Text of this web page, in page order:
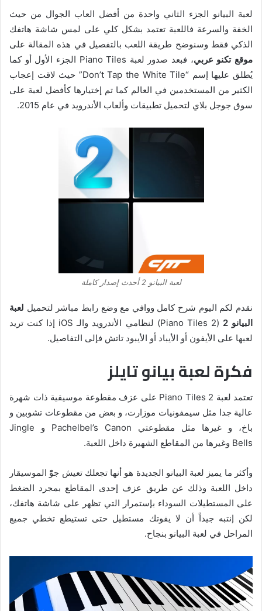
لعبة البيانو الجزء الثاني واحدة من أفضل العاب الجوال من حيث
الخفة والسرعة فاللعبة تعتمد بشكل كلي على لمس شاشة هاتفك
الذكي فقط وسنوضح طريقة اللعب بالتفصيل في هذه المقالة على
موقع تكنو عربي
، فبعد صدور لعبة Piano Tiles الجزء الأول أو كما
يُطلق عليها إسم “Don’t Tap the White Tile” حيث لاقت إعجاب
الكثير من المستخدمين في العالم كما تم إختيارها كأفضل لعبة على
سوق جوجل بلاي لتحميل تطبيقات وألعاب الأندرويد في عام 2015.
لعبة البيانو 2 أحدث إصدار كاملة
نقدم لكم اليوم شرح كامل ووافي مع وضع رابط مباشر لتحميل لعبة
البيانو 2
(Piano Tiles 2) لنظامي الأندرويد والـ iOS إذا كنت تريد
لعبها على الأيفون أو الأيباد أو الأيبود تاتش فإلى التفاصيل.
فكرة لعبة بيانو تايلز
تعتمد لعبة Piano Tiles 2 على عزف مقطوعة موسيقية ذات شهرة
عالية جدا مثل سيمفونيات موزارت، و بعض من مقطوعات تشوبين و
باخ، و غيرها مثل مقطوعتي Pachelbel’s Canon و Jingle
Bells وغيرها من المقاطع الشهيرة داخل اللعبة.
وأكثر ما يميز لعبة البيانو الجديدة هو أنها تجعلك تعيش جوّْ الموسيقار
داخل اللعبة وذلك عن طريق عزف إحدى المقاطع بمجرد الضغط
على المستطيلات السوداء بإستمرار التي تظهر على شاشة هاتفك،
لكن إنتبه جيداً أن لا يفوتك مستطيل حتى تستيطع تخطي جميع
المراحل في لعبة البيانو بنجاح.